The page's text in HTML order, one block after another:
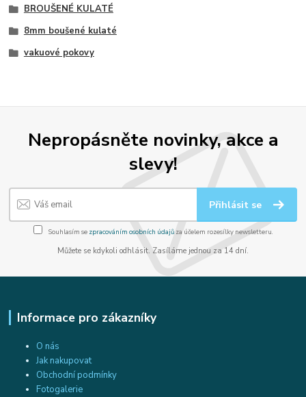
BROUŠENÉ KULATÉ
8mm boušené kulaté
vakuové pokovy
Nepropásněte novinky, akce a
slevy!
Přihlásit se
Souhlasím se zpracováním osobních údajůza účelem rozesílky newsletteru.
Můžete se kdykoli odhlásit. Zasíláme jednou za 14 dní.
Informace pro zákazníky
O nás
Jak nakupovat
Obchodní podmínky
Fotogalerie